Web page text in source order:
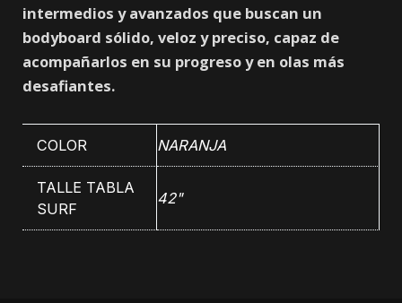
intermedios y avanzados que buscan un
bodyboard sólido, veloz y preciso, capaz de
acompañarlos en su progreso y en olas más
desafiantes.
COLOR NARANJA
TALLE TABLA
SURF
42"